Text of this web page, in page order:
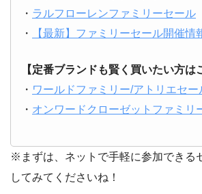
・ ラルフローレンファミリーセール
・
【最新】ファミリーセール開催情
【定番ブランドも賢く買いたい方は
・ ワールドファミリー/アトリエセー
・ オンワードクローゼットファミリ
※まずは、ネットで手軽に参加できる
してみてくださいね！